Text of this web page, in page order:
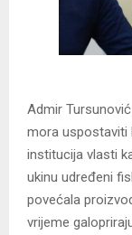
Admir
mora uspostaviti
institucija vlasti
ukinu udređeni
povećala
vrijeme